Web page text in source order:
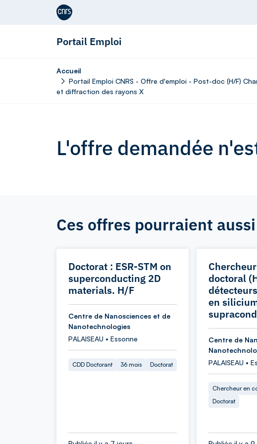
Aller au contenu
Portail Emploi
Accueil
Portail Emploi CNRS - Offre d'emploi - Post-doc (H/F)
et diffraction des rayons X
L'offre demandée
Ces offres pourraient
Doctorat : ESR-STM on
superconducting 2D
materials. H/F
Centre de Nanosciences et de
Nanotechnologies
PALAISEAU • Essonne
CDD Doctorant 36 mois Doctorat
doctoral
en
Centre de
PALAISEAU •
Chercheur en
Doctorat